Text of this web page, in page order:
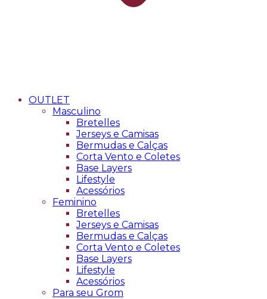
OUTLET
Masculino
Bretelles
Jerseys e Camisas
Bermudas e Calças
Corta Vento e Coletes
Base Layers
Lifestyle
Acessórios
Feminino
Bretelles
Jerseys e Camisas
Bermudas e Calças
Corta Vento e Coletes
Base Layers
Lifestyle
Acessórios
Para seu Grom